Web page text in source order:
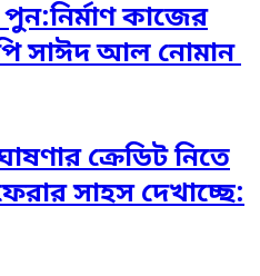
কাজের
সাঈদ আল নোমান
ক্রেডিট নিতে
সাহস দেখাচ্ছে: